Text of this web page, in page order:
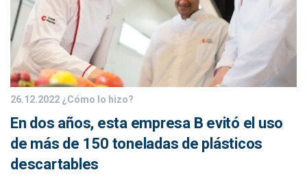
26.12.2022¿Cómo lo hizo?
En dos años, esta empresa B evitó el uso
de más de 150 toneladas de plásticos
descartables